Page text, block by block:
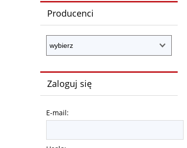
Producenci
Zaloguj się
E-mail: